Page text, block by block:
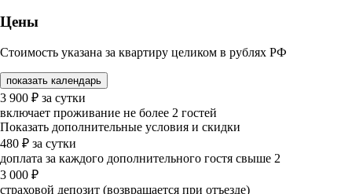
Цены
Стоимость указана за квартиру целиком в рублях РФ
показать календарь
3 900 ₽ за сутки
включает проживание не более 2 гостей
Показать дополнительные условия и скидки
480 ₽ за сутки
доплата за каждого дополнительного гостя свыше 2
3 000 ₽
страховой депозит (возвращается при отъезде)